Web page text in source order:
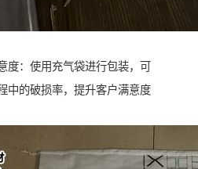
度：使用充气袋进行包装，可
中的破损率，提升客户满意度